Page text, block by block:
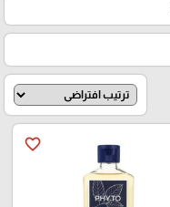
favorite_border